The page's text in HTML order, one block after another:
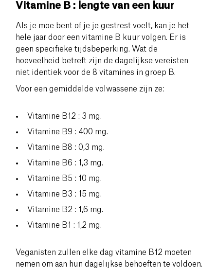
Vitamine B : lengte van een kuur
Als je moe bent of je je gestrest voelt, kan je het
hele jaar door een vitamine B kuur volgen. Er is
geen specifieke tijdsbeperking. Wat de
hoeveelheid betreft zijn de dagelijkse vereisten
niet identiek voor de 8 vitamines in groep B.
Voor een gemiddelde volwassene zijn ze:
Vitamine B12 : 3 mg.
Vitamine B9 : 400 mg.
Vitamine B8 : 0,3 mg.
Vitamine B6 : 1,3 mg.
Vitamine B5 : 10 mg.
Vitamine B3 : 15 mg.
Vitamine B2 : 1,6 mg.
Vitamine B1 : 1,2 mg.
Veganisten zullen elke dag vitamine B12 moeten
nemen om aan hun dagelijkse behoeften te voldoen.